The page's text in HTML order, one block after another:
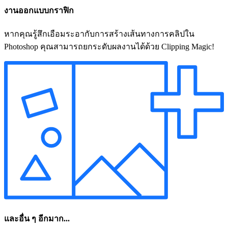
งานออกแบบกราฟิก
หากคุณรู้สึกเอือมระอากับการสร้างเส้นทางการคลิปใน
Photoshop คุณสามารถยกระดับผลงานได้ด้วย Clipping Magic!
และอื่น ๆ อีกมาก...